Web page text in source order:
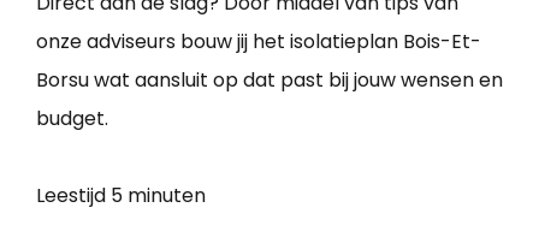
onze adviseurs bouw jij het isolatieplan Bois-Et-
Borsu wat aansluit op dat past bij jouw wensen en
budget.
Leestijd 5 minuten